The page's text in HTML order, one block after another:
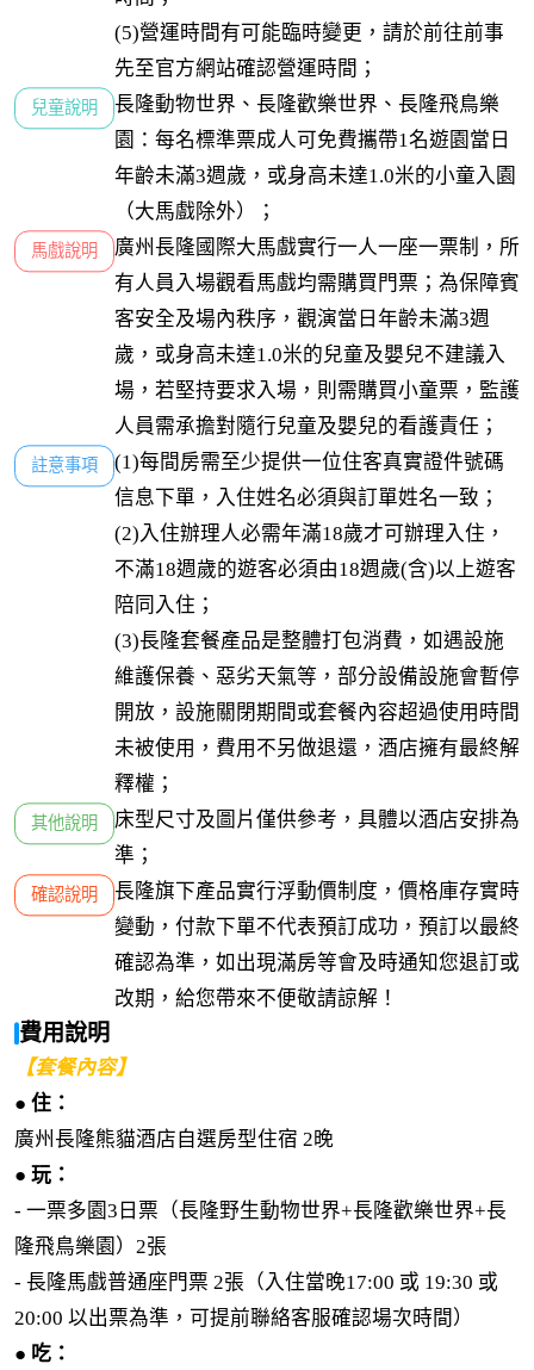
(5)營運時間有可能臨時變更，請於前往前事
先至官方網站確認營運時間；
兒童說明
長隆動物世界、長隆歡樂世界、長隆飛鳥樂
園：每名標準票成人可免費攜帶1名遊園當日
年齡未滿3週歲，或身高未達1.0米的小童入園
（大馬戲除外）；
馬戲說明
廣州長隆國際大馬戲實行一人一座一票制，所
有人員入場觀看馬戲均需購買門票；為保障賓
客安全及場內秩序，觀演當日年齡未滿3週
歲，或身高未達1.0米的兒童及嬰兒不建議入
場，若堅持要求入場，則需購買小童票，監護
人員需承擔對隨行兒童及嬰兒的看護責任；
註意事項
(1)每間房需至少提供一位住客真實證件號碼
信息下單，入住姓名必須與訂單姓名一致；
(2)入住辦理人必需年滿18歲才可辦理入住，
不滿18週歲的遊客必須由18週歲(含)以上遊客
陪同入住；
(3)長隆套餐產品是整體打包消費，如遇設施
維護保養、惡劣天氣等，部分設備設施會暫停
開放，設施關閉期間或套餐內容超過使用時間
未被使用，費用不另做退還，酒店擁有最終解
釋權；
其他說明
床型尺寸及圖片僅供參考，具體以酒店安排為
準；
確認說明
長隆旗下產品實行浮動價制度，價格庫存實時
變動，付款下單不代表預訂成功，預訂以最終
確認為準，如出現滿房等會及時通知您退訂或
改期，給您帶來不便敬請諒解！
費用說明
【套餐內容】
● 住：
廣州長隆熊貓酒店自選房型住宿 2晚
● 玩：
- 一票多園3日票（長隆野生動物世界+長隆歡樂世界+長
隆飛鳥樂園）2張
- 長隆馬戲普通座門票 2張（入住當晚17:00 或 19:30 或
20:00 以出票為準，可提前聯絡客服確認場次時間 ）
● 吃：